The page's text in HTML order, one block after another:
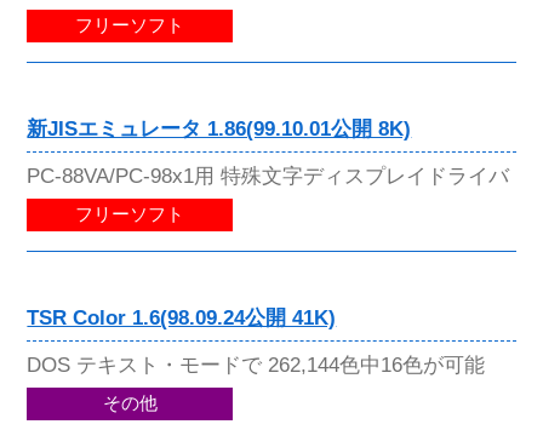
フリーソフト
新JISエミュレータ 1.86(99.10.01公開 8K)
PC-88VA/PC-98x1用 特殊文字ディスプレイドライバ
フリーソフト
TSR Color 1.6(98.09.24公開 41K)
DOS テキスト・モードで 262,144色中16色が可能
その他